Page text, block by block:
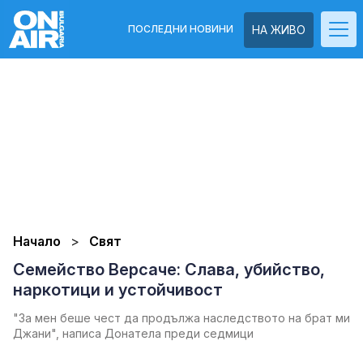
НА ЖИВО
ПОСЛЕДНИ НОВИНИ
Начало Свят
Семейство Версаче: Слава, убийство,
наркотици и устойчивост
"За мен беше чест да продължа наследството на брат ми
Джани", написа Донатела преди седмици